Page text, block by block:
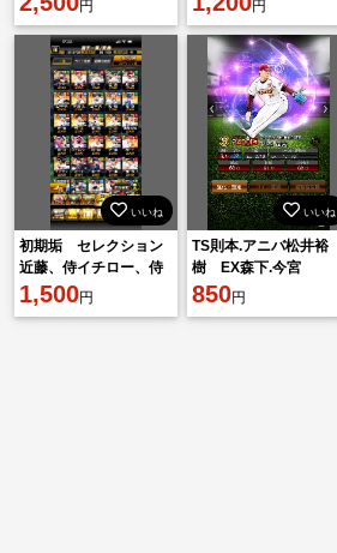
EX牧原
円 円
いいね
初期垢 セレクション
近藤、侍イチロー、侍
岡本等あり
1,500円
いいね
TS則本.アニバ松井裕
樹 EX森下.今宮
850円